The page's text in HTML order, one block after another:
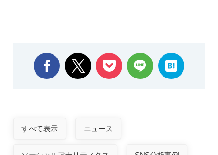
すべて表示 ニュース